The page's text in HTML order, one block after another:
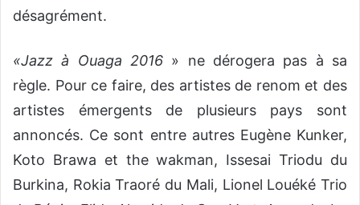
désagrément.
«Jazz à Ouaga 2016 » ne dérogera pas à sa
règle. Pour ce faire, des artistes de renom et des
artistes émergents de plusieurs pays sont
annoncés. Ce sont entre autres Eugène Kunker,
Koto Brawa et the wakman, Issesai Triodu du
Burkina, Rokia Traoré du Mali, Lionel Louéké Trio